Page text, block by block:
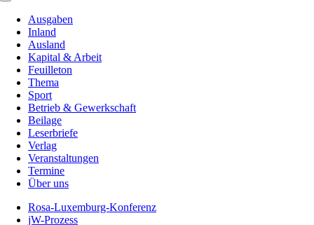
Ausgaben
Inland
Ausland
Kapital & Arbeit
Feuilleton
Thema
Sport
Betrieb & Gewerkschaft
Beilage
Leserbriefe
Verlag
Veranstaltungen
Termine
Über uns
Rosa-Luxemburg-Konferenz
jW-Prozess